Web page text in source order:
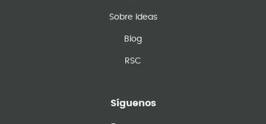
Sobre Ideas
Blog
RSC
Síguenos